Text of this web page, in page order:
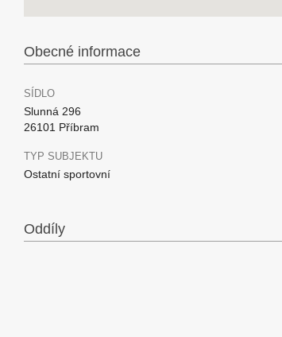
Obecné informace
SÍDLO
Slunná 296
26101 Příbram
TYP SUBJEKTU
Ostatní sportovní
Oddíly